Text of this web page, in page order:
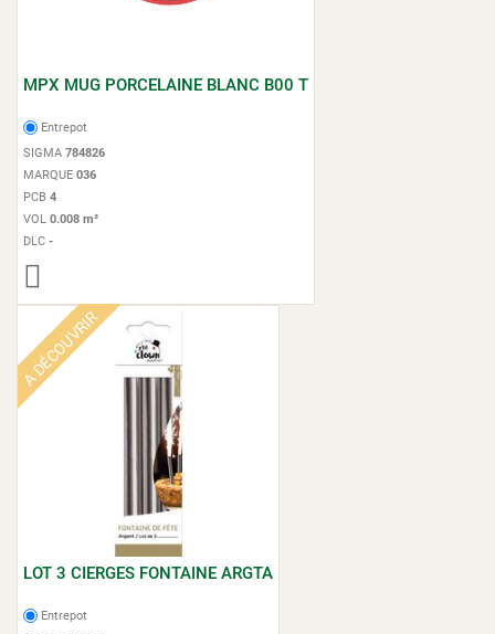
MPX MUG PORCELAINE BLANC B00 T
Entrepot
SIGMA 784826
MARQUE 036
PCB 4
VOL 0.008 m³
DLC -
A DÉCOUVRIR
LOT 3 CIERGES FONTAINE ARGTA
Entrepot